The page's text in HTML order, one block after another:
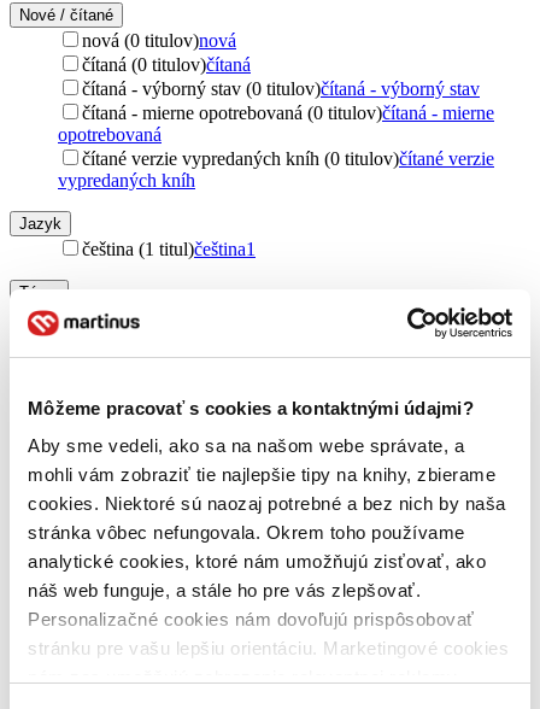
Môžeme pracovať s cookies a kontaktnými údajmi?
Aby sme vedeli, ako sa na našom webe správate, a
mohli vám zobraziť tie najlepšie tipy na knihy, zbierame
cookies. Niektoré sú naozaj potrebné a bez nich by naša
stránka vôbec nefungovala. Okrem toho používame
analytické cookies, ktoré nám umožňujú zisťovať, ako
náš web funguje, a stále ho pre vás zlepšovať.
Personalizačné cookies nám dovoľujú prispôsobovať
stránku pre vašu lepšiu orientáciu. Marketingové cookies
Nové / čítané
nová (0 titulov)nová
čítaná (0 titulov)čítaná
čítaná - výborný stav (0 titulov)čítaná - výborný stav
čítaná - mierne opotrebovaná (0 titulov)čítaná - mierne
opotrebovaná
čítané verzie vypredaných kníh (0 titulov)čítané verzie
vypredaných kníh
Jazyk
čeština (1 titul)čeština1
Téma
ľudské práva (1 titul)
Autor
C. H. Beck (1 titul) C. H. Beck 1
Väzba
brožovaná väzba (1 titul)brožovaná väzba 1
Zúžiť výber
Zoradiť